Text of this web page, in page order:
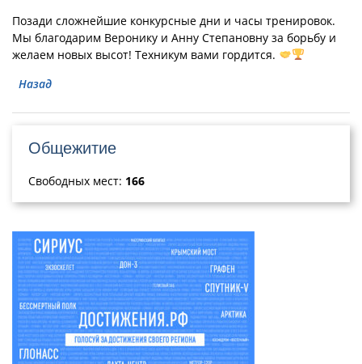
Позади сложнейшие конкурсные дни и часы тренировок.
Мы благодарим Веронику и Анну Степановну за борьбу и
желаем новых высот! Техникум вами гордится.
Назад
Общежитие
Свободных мест: 166